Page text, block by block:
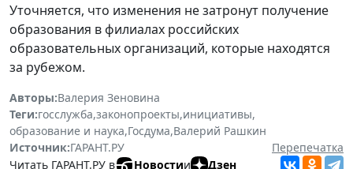
Уточняется, что изменения не затронут получение
образования в филиалах российских
образовательных организаций, которые находятся
за рубежом.
Авторы:Валерия Зеновина
Теги:госслужба,законопроекты,инициативы,
образование и наука,Госдума,Валерий Рашкин
Источник:ГАРАНТ.РУ
Перепечатка
Читать ГАРАНТ.РУ в
Новостии Дзен